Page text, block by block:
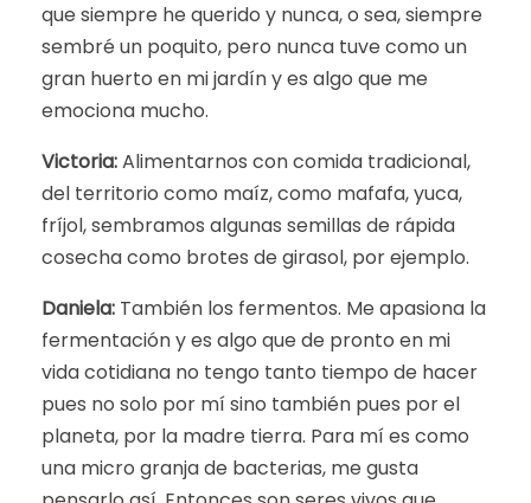
que siempre he querido y nunca, o sea, siempre
sembré un poquito, pero nunca tuve como un
gran huerto en mi jardín y es algo que me
emociona mucho.
Victoria:Alimentarnos con comida tradicional,
del territorio como maíz, como mafafa, yuca,
fríjol, sembramos algunas semillas de rápida
cosecha como brotes de girasol, por ejemplo.
Daniela: También los fermentos. Me apasiona la
fermentación y es algo que de pronto en mi
vida cotidiana no tengo tanto tiempo de hacer
pues no solo por mí sino también pues por el
planeta, por la madre tierra. Para mí es como
una micro granja de bacterias, me gusta